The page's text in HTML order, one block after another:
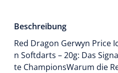
Beschreibung
Red Dragon Gerwyn Price
n Softdarts – 20g: Das
te ChampionsWarum die